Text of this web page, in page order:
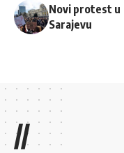
Novi protest u
Sarajevu
//